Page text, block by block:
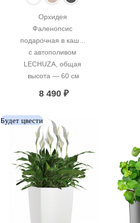
Орхидея
Фаленопсис
подарочная в кашпо
с автополивом
LECHUZA, общая
высота — 60 см
8 490 ₽
Будет цвести